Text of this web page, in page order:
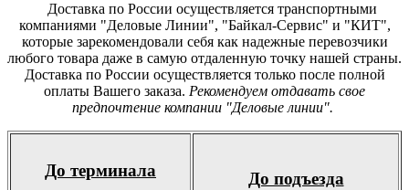
Доставка по России осуществляется транспортными
компаниями "Деловые Линии", "Байкал-Сервис" и "КИТ",
которые зарекомендовали себя как надежные перевозчики
любого товара даже в самую отдаленную точку нашей страны.
Доставка по России осуществляется только после полной
оплаты Вашего заказа. Рекомендуем отдавать свое
предпочтение компании "Деловые линии".
До терминала До подъезда